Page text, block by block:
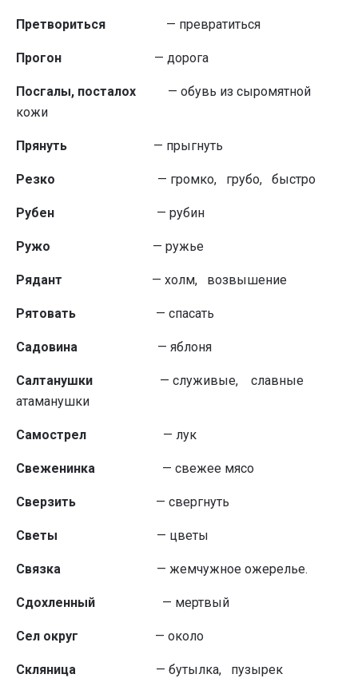
Претвориться — превратиться
Прогон — дорога
Посгалы, посталох — обувь из сыромятной
кожи
Прянуть — прыгнуть
Резко — громко, грубо, быстро
Рубен — рубин
Ружо — ружье
Рядант — холм, возвышение
Рятовать — спасать
Садовина — яблоня
Салтанушки — служивые, славные
атаманушки
Самострел — лук
Свеженинка — свежее мясо
Сверзить — свергнуть
Светы — цветы
Связка — жемчужное ожерелье.
Сдохленный — мертвый
Сел округ — около
Скляница — бутылка, пузырек